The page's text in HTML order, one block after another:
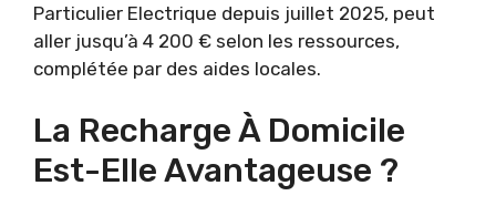
Particulier Electrique depuis juillet 2025, peut
aller jusqu’à 4 200 € selon les ressources,
complétée par des aides locales.
La Recharge À Domicile
Est-Elle Avantageuse ?